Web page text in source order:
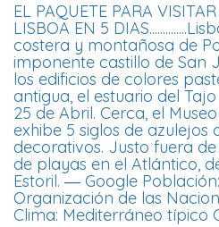
EL PAQUETE PARA
LISBOA EN 5
costera y montañosa de
imponente castillo de San
los edificios de colores
antigua, el estuario del
25 de Abril. Cerca, el
exhibe 5 siglos de azulejos
decorativos. Justo fuera
de playas en el Atlántico,
Estoril. ― Google
Organización de las
Clima: Mediterráneo típico